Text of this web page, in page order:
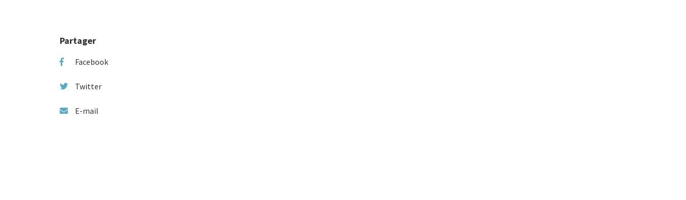
Partager
Facebook
Twitter
E-mail